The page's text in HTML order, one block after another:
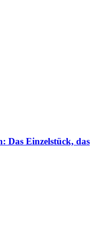
Das Einzelstück, das